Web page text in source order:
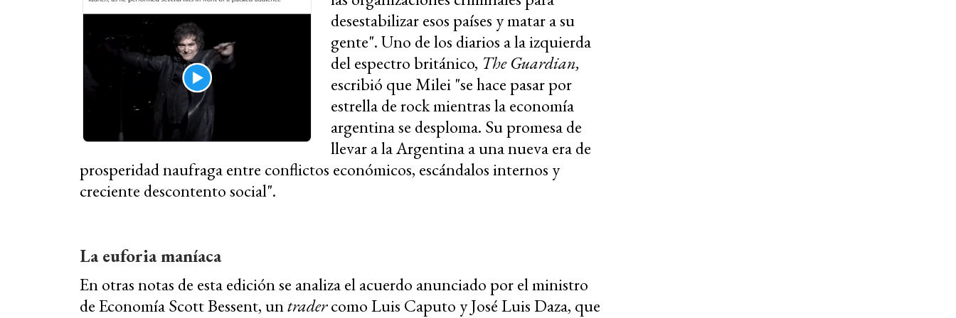
desestabilizar esos países y matar a su
gente". Uno de los diarios a la izquierda
del espectro británico, The Guardian,
escribió que Milei "se hace pasar por
estrella de rock mientras la economía
argentina se desploma. Su promesa de
llevar a la Argentina a una nueva era de
prosperidad naufraga entre conflictos económicos, escándalos internos y
creciente descontento social".
La euforia maníaca
En otras notas de esta edición se analiza el acuerdo anunciado por el ministro
de Economía Scott Bessent, untradercomo Luis Caputo y José Luis Daza, que